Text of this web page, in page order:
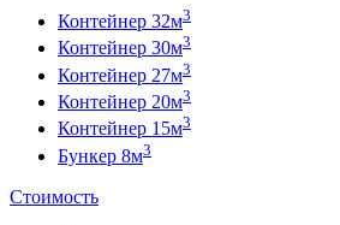
Контейнер 32м3
Контейнер 30м3
Контейнер 27м3
Контейнер 20м3
Контейнер 15м3
Бункер 8м3
Стоимость